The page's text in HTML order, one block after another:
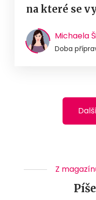
na které se
Michaela
Doba
Z